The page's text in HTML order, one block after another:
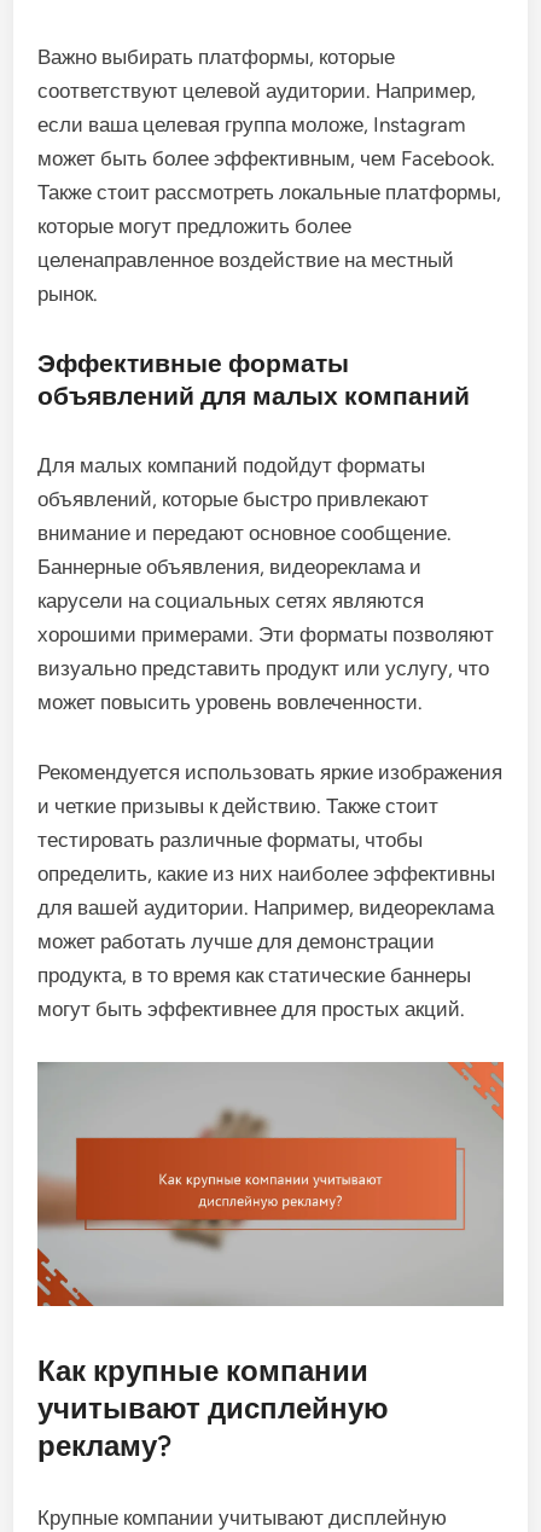
Важно выбирать платформы, которые
соответствуют целевой аудитории. Например,
если ваша целевая группа моложе, Instagram
может быть более эффективным, чем Facebook.
Также стоит рассмотреть локальные платформы,
которые могут предложить более
целенаправленное воздействие на местный
рынок.
Эффективные форматы
объявлений для малых компаний
Для малых компаний подойдут форматы
объявлений, которые быстро привлекают
внимание и передают основное сообщение.
Баннерные объявления, видеореклама и
карусели на социальных сетях являются
хорошими примерами. Эти форматы позволяют
визуально представить продукт или услугу, что
может повысить уровень вовлеченности.
Рекомендуется использовать яркие изображения
и четкие призывы к действию. Также стоит
тестировать различные форматы, чтобы
определить, какие из них наиболее эффективны
для вашей аудитории. Например, видеореклама
может работать лучше для демонстрации
продукта, в то время как статические баннеры
могут быть эффективнее для простых акций.
Как крупные компании
учитывают дисплейную
рекламу?
Крупные компании учитывают дисплейную